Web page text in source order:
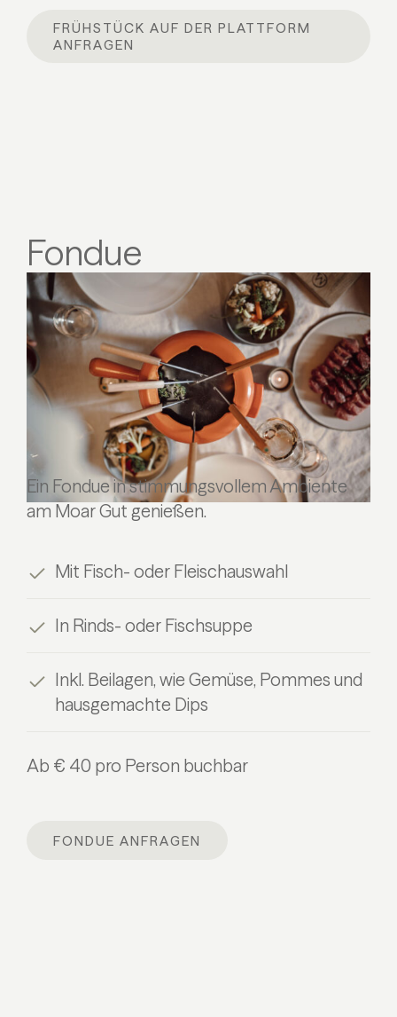
FRÜHSTÜCK AUF DER PLATTFORM
ANFRAGEN
Fondue
Ein Fondue in stimmungsvollem Ambiente
am Moar Gut genießen.
Mit Fisch- oder Fleischauswahl
In Rinds- oder Fischsuppe
Inkl. Beilagen, wie Gemüse, Pommes und
hausgemachte Dips
Ab € 40 pro Person buchbar
FONDUE ANFRAGEN